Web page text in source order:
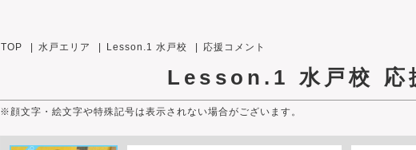
TOP 水戸エリア Lesson.1 水戸校 応援コメント
Lesson.1 水戸校 応
※顔文字・絵文字や特殊記号は表示されない場合がございます。